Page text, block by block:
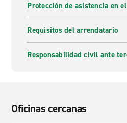
Protección de asistencia en
Requisitos del arrendatario
Responsabilidad civil ante
Oficinas cercanas